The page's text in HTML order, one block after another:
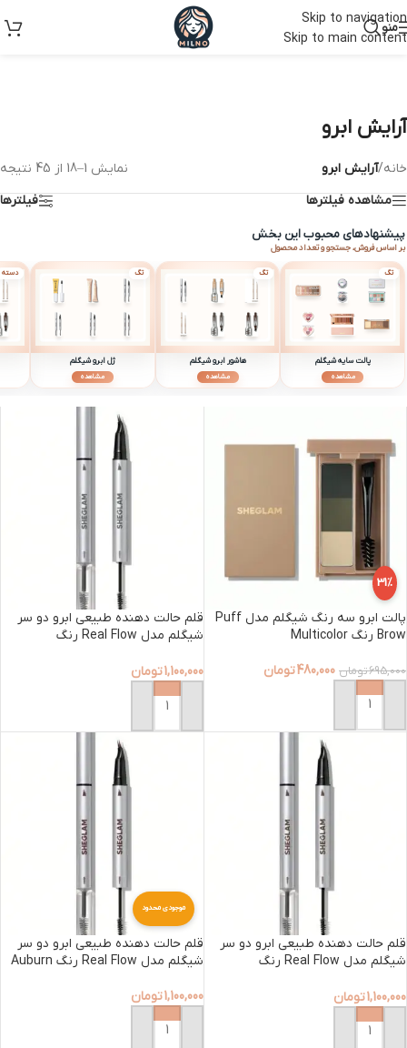
Skip to navigation
Skip to main content
منو
آرایش ابرو
خانه/آرایش ابرو
نمایش 1–18 از 45 نتیجه
مشاهده فیلترها
فیلترها
پیشنهادهای محبوب این بخش
بر اساس فروش، جستجو و تعداد محصول
تگ
پالت سایه شیگلم
مشاهده
تگ
هاشور ابرو شیگلم
مشاهده
تگ
ژل ابرو شیگلم
مشاهده
دسته
31%
پالت ابرو سه رنگ شیگلم مدل Puff
Brow رنگ Multicolor
695,000تومان 480,000تومان
افزودن به سبد خرید
قلم حالت دهنده طبیعی ابرو دو سر
شیگلم مدل Real Flow رنگ
1,100,000تومان
افزودن به سبد خرید
قلم حالت دهنده طبیعی ابرو دو سر
شیگلم مدل Real Flow رنگ
1,100,000تومان
افزودن به سبد خرید
موجودی محدود
قلم حالت دهنده طبیعی ابرو دو سر
شیگلم مدل Real Flow رنگ Auburn
1,100,000تومان
افزودن به سبد خرید